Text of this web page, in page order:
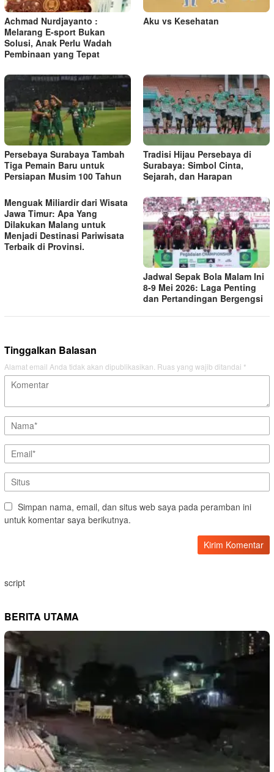
o
s
Achmad Nurdjayanto :
Melarang E-sport Bukan
Solusi, Anak Perlu Wadah
Pembinaan yang Tepat
Aku vs Kesehatan
Persebaya Surabaya Tambah
Tiga Pemain Baru untuk
Persiapan Musim 100 Tahun
Tradisi Hijau Persebaya di
Surabaya: Simbol Cinta,
Sejarah, dan Harapan
Menguak Miliardir dari Wisata
Jawa Timur: Apa Yang
Dilakukan Malang untuk
Menjadi Destinasi Pariwisata
Terbaik di Provinsi.
Jadwal Sepak Bola Malam Ini
8-9 Mei 2026: Laga Penting
dan Pertandingan Bergengsi
Tinggalkan Balasan
Alamat email Anda tidak akan dipublikasikan. Ruas yang wajib ditandai *
Simpan nama, email, dan situs web saya pada peramban ini
untuk komentar saya berikutnya.
script
BERITA UTAMA